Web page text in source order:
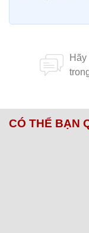
CÓ THỂ BẠN